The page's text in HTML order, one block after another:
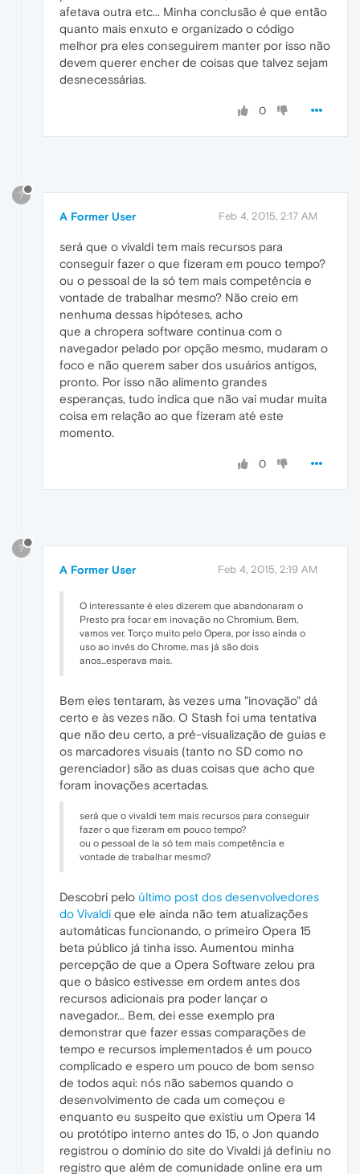
afetava outra etc... Minha conclusão é que então
quanto mais enxuto e organizado o código
melhor pra eles conseguirem manter por isso não
devem querer encher de coisas que talvez sejam
desnecessárias.
0
?
A Former User Feb 4, 2015, 2:17 AM
será que o vivaldi tem mais recursos para
conseguir fazer o que fizeram em pouco tempo?
ou o pessoal de la só tem mais competência e
vontade de trabalhar mesmo? Não creio em
nenhuma dessas hipóteses, acho
que a chropera software continua com o
navegador pelado por opção mesmo, mudaram o
foco e não querem saber dos usuários antigos,
pronto. Por isso não alimento grandes
esperanças, tudo indica que não vai mudar muita
coisa em relação ao que fizeram até este
momento.
0
?
A Former User Feb 4, 2015, 2:19 AM
O interessante é eles dizerem que abandonaram o
Presto pra focar em inovação no Chromium. Bem,
vamos ver. Torço muito pelo Opera, por isso ainda o
uso ao invés do Chrome, mas já são dois
anos...esperava mais.
Bem eles tentaram, às vezes uma "inovação" dá
certo e às vezes não. O Stash foi uma tentativa
que não deu certo, a pré-visualização de guias e
os marcadores visuais (tanto no SD como no
gerenciador) são as duas coisas que acho que
foram inovações acertadas.
será que o vivaldi tem mais recursos para conseguir
fazer o que fizeram em pouco tempo?
ou o pessoal de la só tem mais competência e
vontade de trabalhar mesmo?
Descobri pelo último post dos desenvolvedores
do Vivaldi que ele ainda não tem atualizações
automáticas funcionando, o primeiro Opera 15
beta público já tinha isso. Aumentou minha
percepção de que a Opera Software zelou pra
que o básico estivesse em ordem antes dos
recursos adicionais pra poder lançar o
navegador... Bem, dei esse exemplo pra
demonstrar que fazer essas comparações de
tempo e recursos implementados é um pouco
complicado e espero um pouco de bom senso
de todos aqui: nós não sabemos quando o
desenvolvimento de cada um começou e
enquanto eu suspeito que existiu um Opera 14
ou protótipo interno antes do 15, o Jon quando
registrou o domínio do site do Vivaldi já definiu no
registro que além de comunidade online era um